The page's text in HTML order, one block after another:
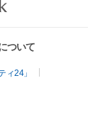
ついて
ィ24」